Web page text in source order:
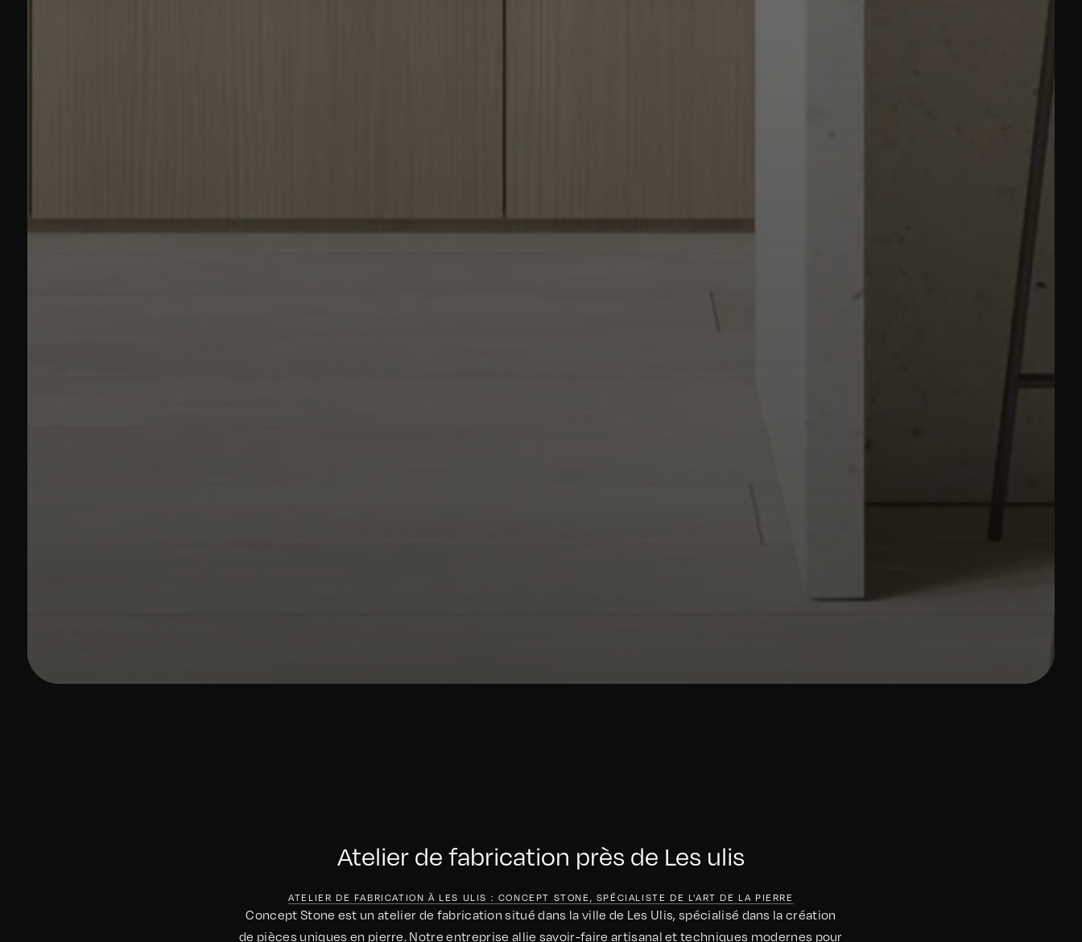
Atelier de fabrication près de Les ulis
ATELIER DE FABRICATION À LES ULIS : CONCEPT STONE, SPÉCIALISTE DE L'ART DE LA PIERRE
Concept Stone est un atelier de fabrication situé dans la ville de Les Ulis, spécialisé dans la création
de pièces uniques en pierre. Notre entreprise allie savoir-faire artisanal et techniques modernes pour